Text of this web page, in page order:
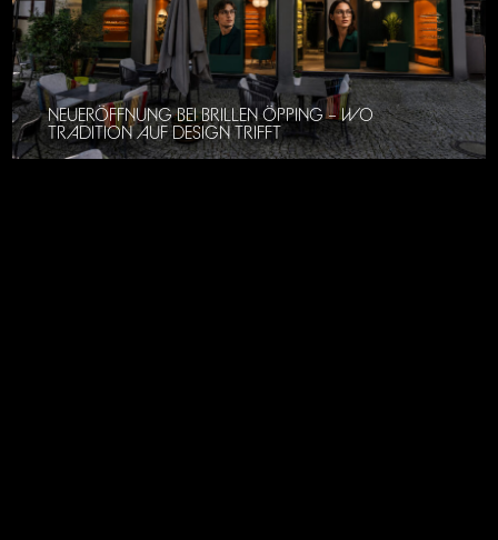
NEUERÖFFNUNG BEI BRILLEN ÖPPING – WO
TRADITION AUF DESIGN TRIFFT